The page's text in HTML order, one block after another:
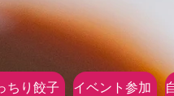
ちり餃子 イベント参加